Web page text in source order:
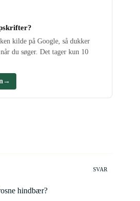
kilde på Google, så dukker
du søger. Det tager kun 10
→
SVAR
hindbær?